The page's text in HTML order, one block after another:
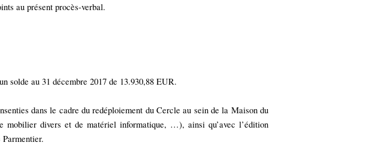
au présent procès-verbal.
solde au 31 décembre 2017 de 13.930,88 EUR.
dans le cadre du redéploiement du Cercle au sein de la Maison du
mobilier divers et de matériel informatique, …), ainsi qu’avec l’édition